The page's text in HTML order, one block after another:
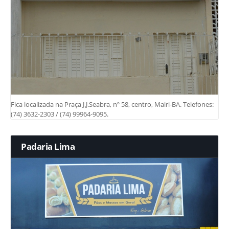
Fica localizada na Praça J.J.Seabra, nº 58, centro, Mairi-BA. Telefones:
(74) 3632-2303 / (74) 99964-9095.
Padaria Lima